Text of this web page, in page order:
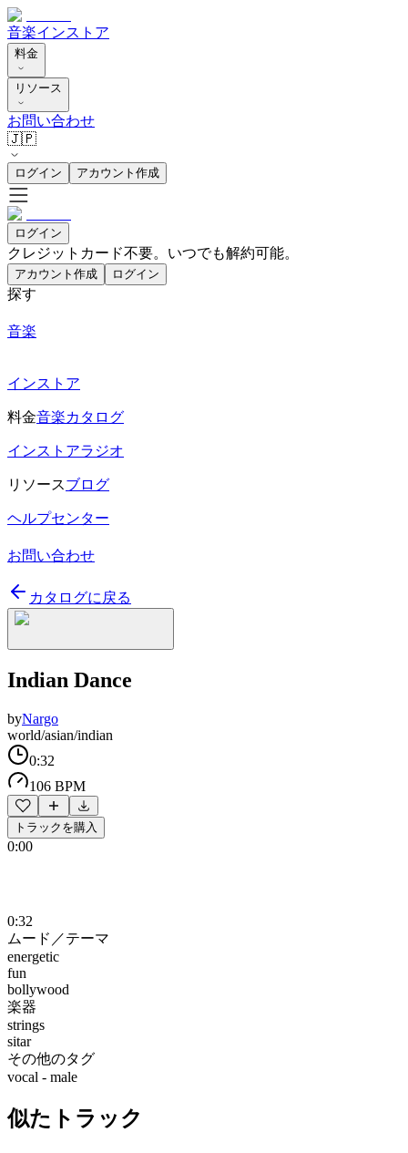
音楽インストア
料金
リソース
お問い合わせ
🇯🇵
ログイン アカウント作成
ログイン
クレジットカード不要。いつでも解約可能。
アカウント作成 ログイン
探す
音楽
インストア
料金音楽カタログ
インストアラジオ
リソースブログ
ヘルプセンター
お問い合わせ
カタログに戻る
Indian Dance
byNargo
world/asian/indian
0:32
106 BPM
トラックを購入
0:00
0:32
ムード／テーマ
energetic
fun
bollywood
楽器
strings
sitar
その他のタグ
vocal - male
似たトラック